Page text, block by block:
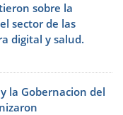
sobre la
sector de las
digital y salud.
la Gobernacion del